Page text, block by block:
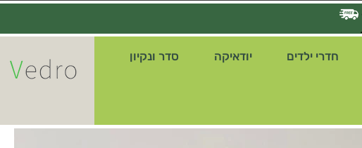
חדרי ילדים יודאיקה סדר ונקיון